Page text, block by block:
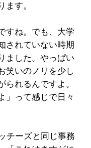
ます。
すね。でも、大学
されていない時期
ました。やっぱい
笑いのノリを少し
れるんですよ。
」って感じで日々
チーズと同じ事務